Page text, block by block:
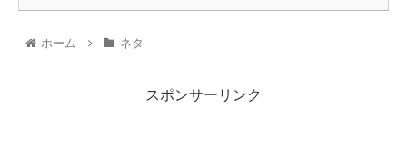
ホーム ネタ
スポンサーリンク